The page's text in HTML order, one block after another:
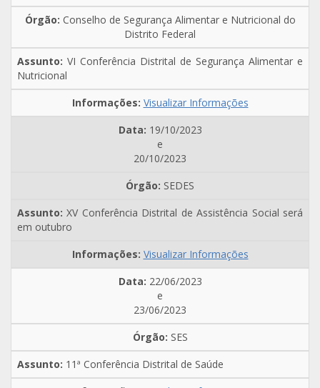
Conselho de Segurança Alimentar e Nutricional do
Distrito Federal
VI Conferência Distrital de Segurança Alimentar e
Nutricional
Visualizar Informações
19/10/2023
e
20/10/2023
SEDES
XV Conferência Distrital de Assistência Social será
em outubro
Visualizar Informações
22/06/2023
e
23/06/2023
SES
11ª Conferência Distrital de Saúde